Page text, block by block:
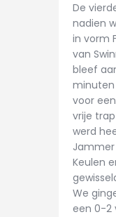
De
nadien
in vorm
van
bleef
minuten
voor
vrije
werd
Keulen
We
een 0-2